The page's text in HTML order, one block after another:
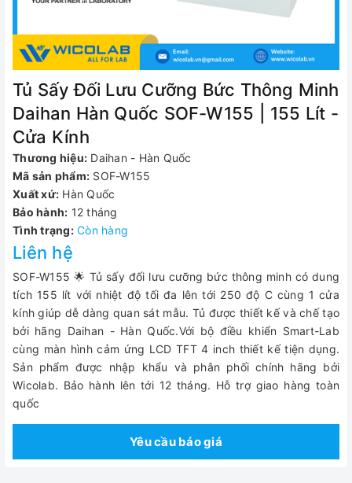
Tủ Sấy Đối Lưu Cưỡng Bức Thông Minh
Daihan Hàn Quốc SOF-W155 | 155 Lít -
Cửa Kính
Thương hiệu: Daihan - Hàn Quốc
Mã sản phẩm: SOF-W155
Xuất xứ: Hàn Quốc
Bảo hành: 12 tháng
Tình trạng: Còn hàng
Liên hệ
SOF-W155 🌟 Tủ sấy đối lưu cưỡng bức thông minh có dung
tích 155 lít với nhiệt độ tối đa lên tới 250 độ C cùng 1 cửa
kính giúp dễ dàng quan sát mẫu. Tủ được thiết kế và chế tạo
bởi hãng Daihan - Hàn Quốc.Với bộ điều khiển Smart-Lab
cùng màn hình cảm ứng LCD TFT 4 inch thiết kế tiện dụng.
Sản phẩm được nhập khẩu và phân phối chính hãng bởi
Wicolab. Bảo hành lên tới 12 tháng. Hỗ trợ giao hàng toàn
quốc
Yêu cầu báo giá